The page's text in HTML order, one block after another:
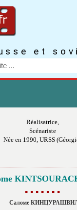
et
Réalisatrice,
Scénariste
Née en 1990, URSS
▪ ▪ ▪ ▪ ▪ ▪ ▪
Саломе